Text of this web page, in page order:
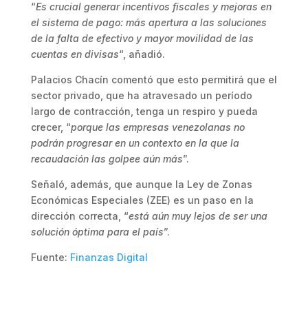
“Es crucial generar incentivos fiscales y mejoras en
el sistema de pago: más apertura a las soluciones
de la falta de efectivo y mayor movilidad de las
cuentas en divisas“, añadió.
Palacios Chacín comentó que esto permitirá que el
sector privado, que ha atravesado un período
largo de contracción, tenga un respiro y pueda
crecer, “porque las empresas venezolanas no
podrán progresar en un contexto en la que la
recaudación las golpee aún más”.
Señaló, además, que aunque la Ley de Zonas
Económicas Especiales (ZEE) es un paso en la
dirección correcta, “está aún muy lejos de ser una
solución óptima para el país”.
Fuente: Finanzas Digital